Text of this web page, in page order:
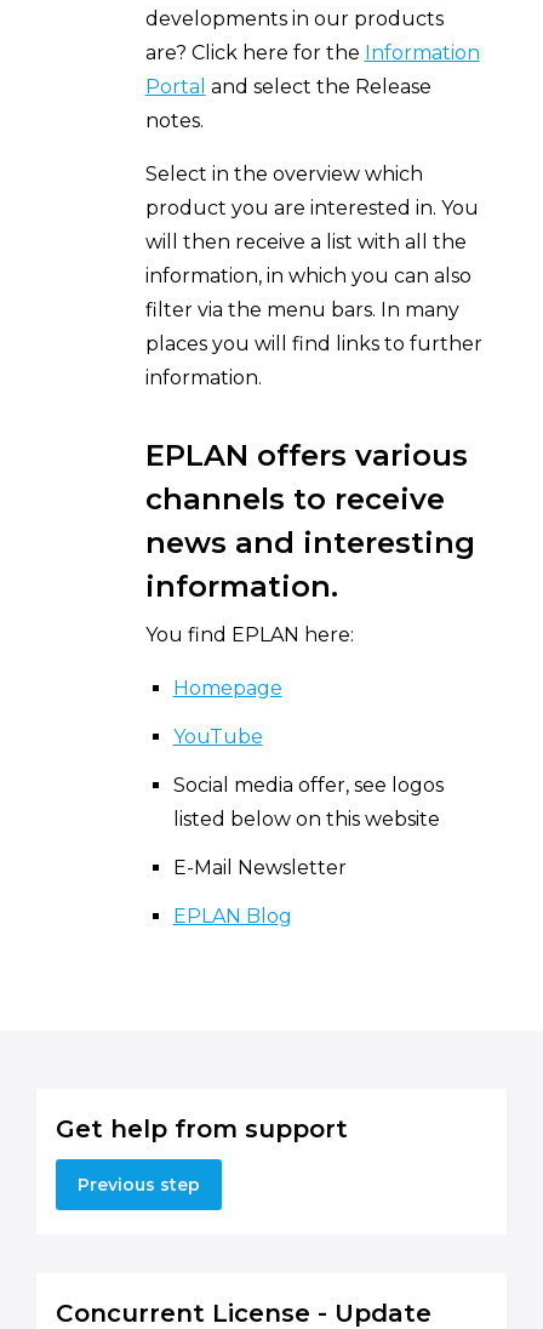
developments in our products
are? Click here for the Information
Portal and select the Release
notes.
Select in the overview which
product you are interested in. You
will then receive a list with all the
information, in which you can also
filter via the menu bars. In many
places you will find links to further
information.
EPLAN offers various
channels to receive
news and interesting
information.
You find EPLAN here:
Homepage
YouTube
Social media offer, see logos
listed below on this website
E-Mail Newsletter
EPLAN Blog
Get help from support
Previous step
Concurrent License - Update